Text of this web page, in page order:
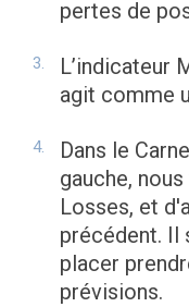
pertes de
L’indicateur
agit comme
Dans le
gauche,
Losses, et
précédent. Il
placer
prévisions.